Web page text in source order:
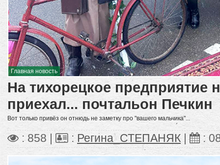
Главная новость
На тихорецкое предприятие
приехал... почтальон Печкин
Вот только привёз он отнюдь не заметку про "вашего мальчика"...
: 858 | : Регина_СТЕПАНЯК | :